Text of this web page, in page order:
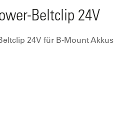
Beltclip 24V
24V für B-Mount Akkus